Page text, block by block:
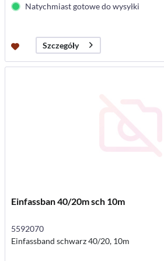
Natychmiast gotowe do wysyłki
Szczegóły
Einfassban 40/20m sch 10m
5592070
Einfassband schwarz 40/20, 10m